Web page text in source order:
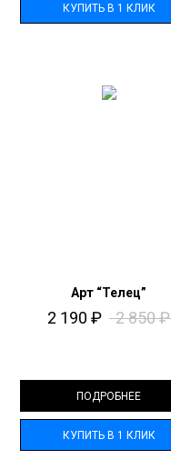
КУПИТЬ В 1 КЛИК
Арт “Телец”
2 190 ₽ 2 850₽
ПОДРОБНЕЕ
КУПИТЬ В 1 КЛИК